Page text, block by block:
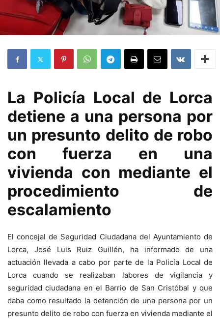
La Policía Local de Lorca
detiene a una persona por
un presunto delito de robo
con fuerza en una
vivienda con mediante el
procedimiento de
escalamiento
El concejal de Seguridad Ciudadana del Ayuntamiento de
Lorca, José Luis Ruiz Guillén, ha informado de una
actuación llevada a cabo por parte de la Policía Local de
Lorca cuando se realizaban labores de vigilancia y
seguridad ciudadana en el Barrio de San Cristóbal y que
daba como resultado la detención de una persona por un
presunto delito de robo con fuerza en vivienda mediante el